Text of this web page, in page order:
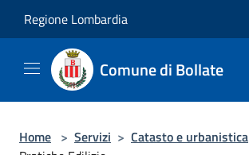
Regione Lombardia
Comune di Bollate
Home > Servizi > Catasto e urbanistica